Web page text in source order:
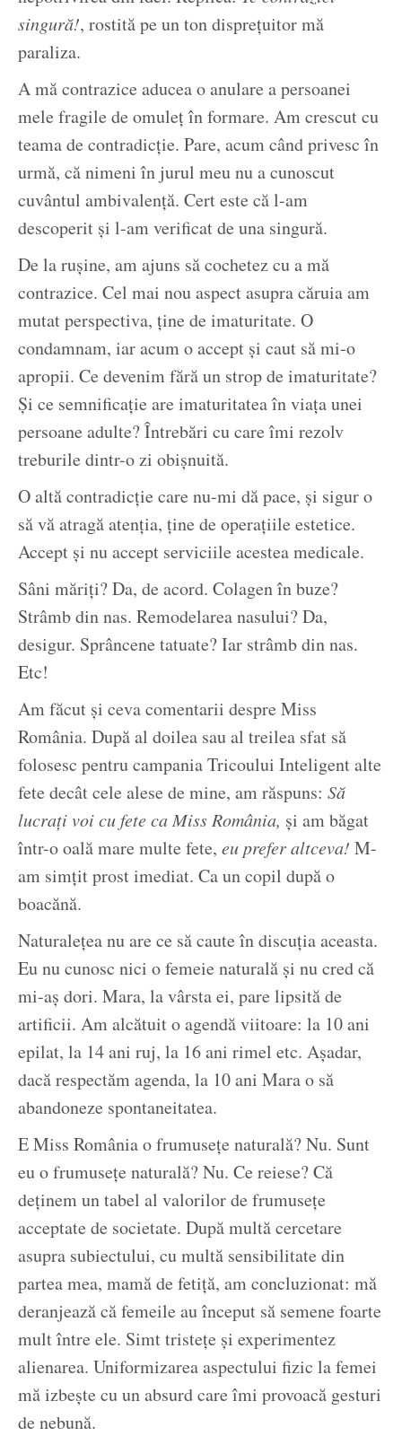
singură!, rostită pe un ton disprețuitor mă
paraliza.
A mă contrazice aducea o anulare a persoanei
mele fragile de omuleț în formare. Am crescut cu
teama de contradicție. Pare, acum când privesc în
urmă, că nimeni în jurul meu nu a cunoscut
cuvântul ambivalență. Cert este că l-am
descoperit și l-am verificat de una singură.
De la rușine, am ajuns să cochetez cu a mă
contrazice. Cel mai nou aspect asupra căruia am
mutat perspectiva, ține de imaturitate. O
condamnam, iar acum o accept și caut să mi-o
apropii. Ce devenim fără un strop de imaturitate?
Și ce semnificație are imaturitatea în viața unei
persoane adulte? Întrebări cu care îmi rezolv
treburile dintr-o zi obișnuită.
O altă contradicție care nu-mi dă pace, și sigur o
să vă atragă atenția, ține de operațiile estetice.
Accept și nu accept serviciile acestea medicale.
Sâni măriți? Da, de acord. Colagen în buze?
Strâmb din nas. Remodelarea nasului? Da,
desigur. Sprâncene tatuate? Iar strâmb din nas.
Etc!
Am făcut și ceva comentarii despre Miss
România. După al doilea sau al treilea sfat să
folosesc pentru campania Tricoului Inteligent alte
fete decât cele alese de mine, am răspuns: Să
lucrați voi cu fete ca Miss România, și am băgat
într-o oală mare multe fete, eu prefer altceva! M-
am simțit prost imediat. Ca un copil după o
boacănă.
Naturalețea nu are ce să caute în discuția aceasta.
Eu nu cunosc nici o femeie naturală și nu cred că
mi-aș dori. Mara, la vârsta ei, pare lipsită de
artificii. Am alcătuit o agendă viitoare: la 10 ani
epilat, la 14 ani ruj, la 16 ani rimel etc. Așadar,
dacă respectăm agenda, la 10 ani Mara o să
abandoneze spontaneitatea.
E Miss România o frumusețe naturală? Nu. Sunt
eu o frumusețe naturală? Nu. Ce reiese? Că
deținem un tabel al valorilor de frumusețe
acceptate de societate. După multă cercetare
asupra subiectului, cu multă sensibilitate din
partea mea, mamă de fetiță, am concluzionat: mă
deranjează că femeile au început să semene foarte
mult între ele. Simt tristețe și experimentez
alienarea. Uniformizarea aspectului fizic la femei
mă izbește cu un absurd care îmi provoacă gesturi
de nebună.